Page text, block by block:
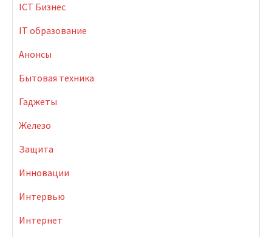
ICT Бизнес
IT образование
Анонсы
Бытовая техника
Гаджеты
Железо
Защита
Инновации
Интервью
Интернет